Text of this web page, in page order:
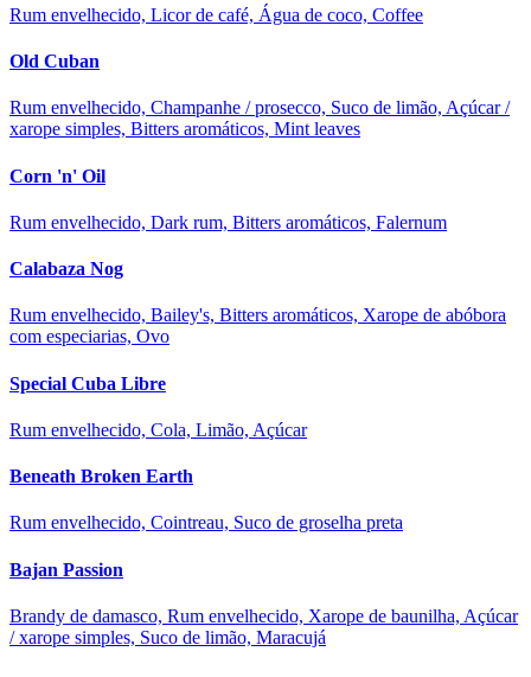
Rum envelhecido, Licor de café, Água de coco, Coffee
Old Cuban
Rum envelhecido, Champanhe / prosecco, Suco de limão, Açúcar /
xarope simples, Bitters aromáticos, Mint leaves
Corn 'n' Oil
Rum envelhecido, Dark rum, Bitters aromáticos, Falernum
Calabaza Nog
Rum envelhecido, Bailey's, Bitters aromáticos, Xarope de abóbora
com especiarias, Ovo
Special Cuba Libre
Rum envelhecido, Cola, Limão, Açúcar
Beneath Broken Earth
Rum envelhecido, Cointreau, Suco de groselha preta
Bajan Passion
Brandy de damasco, Rum envelhecido, Xarope de baunilha, Açúcar
/ xarope simples, Suco de limão, Maracujá